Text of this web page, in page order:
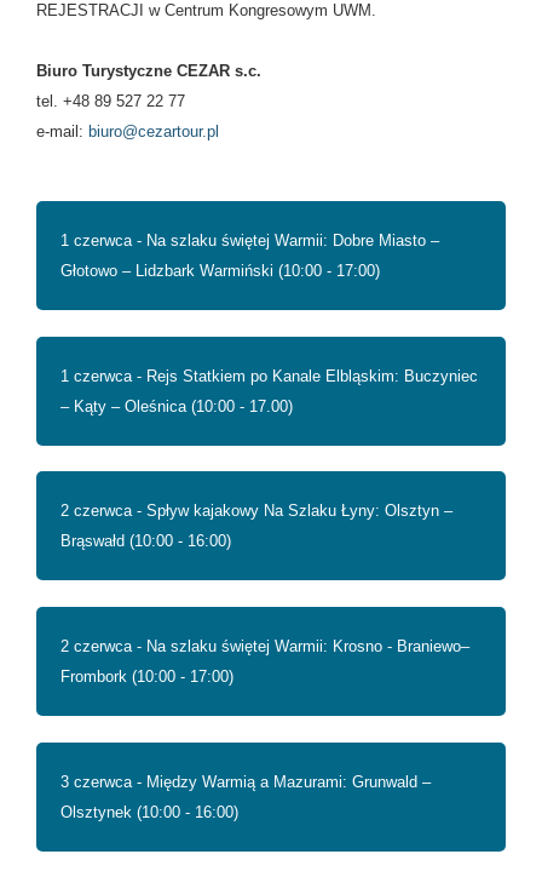
REJESTRACJI w Centrum Kongresowym UWM.
Biuro Turystyczne CEZAR s.c.
tel. +48 89 527 22 77
e-mail: biuro@cezartour.pl
1 czerwca - Na szlaku świętej Warmii: Dobre Miasto –
Głotowo – Lidzbark Warmiński (10:00 - 17:00)
1 czerwca - Rejs Statkiem po Kanale Elbląskim: Buczyniec
– Kąty – Oleśnica (10:00 - 17.00)
2 czerwca - Spływ kajakowy Na Szlaku Łyny: Olsztyn –
Brąswałd (10:00 - 16:00)
2 czerwca - Na szlaku świętej Warmii: Krosno - Braniewo–
Frombork (10:00 - 17:00)
3 czerwca - Między Warmią a Mazurami: Grunwald –
Olsztynek (10:00 - 16:00)